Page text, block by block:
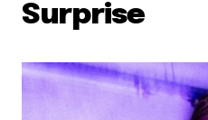
Surprise